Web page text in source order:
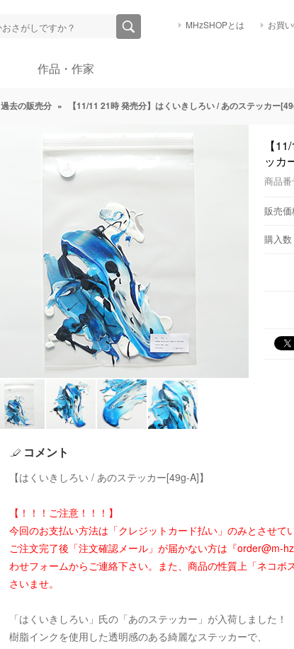
MHzSHOPとは お買
作品・作家
過去の販売分 » 【11/11 21時 発売分】はくいきしろい / あのステッカー
【
ッカ
商品番
販売価
購入数
コメント
【はくいきしろい / あのステッカー[49g-A]】
【！！！ご注意！！！】
今回のお支払い方法は「クレジットカード払い」のみとさせて
ご注文完了後「注文確認メール」が届かない方は『order@m-
わせフォームからご連絡下さい。また、商品の性質上「ネコ
さいませ。
「はくいきしろい」氏の「あのステッカー」が入荷しました！
樹脂インクを使用した透明感のある綺麗なステッカーで、